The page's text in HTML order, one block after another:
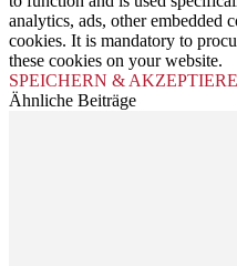
analytics, ads, other embedded
cookies. It is mandatory to
these cookies on your website.
SPEICHERN &
Ähnliche Beiträge